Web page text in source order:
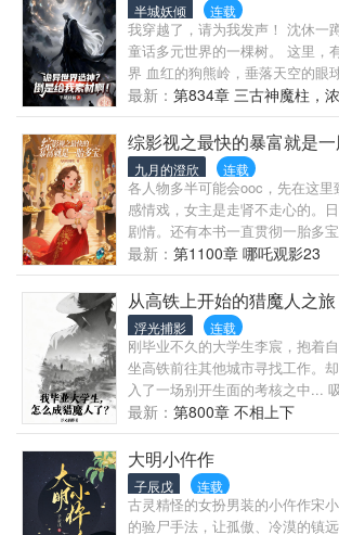
半城妖倾 连载
我穿越了，请为我发声！ 沈休一
童话多元世界的一棵树。 这里，
界 血红的狗熊岭，垂落天空的眼
强，血雾中，大树在哀鸣，死灵
青草原，当漆黑的月轮圆月之时
空，虚空后露出猩红的眼眸… 童
摘下小红帽，是摘下的帽子，还
厨神大赛，却看不到一个厨师，
伴随着肉香飘散… 无尽的海底世
海星总会悄无声息出现，无数的
面… 每一个被扭曲的暗黑童话世
所幸的是，全员穿越后，每个人都
而沈休的能力名为！ 不知名液体
岭泥巴＝污浊的土木精灵 混合诡·
＋扭曲诡的脑袋＋自己的手＝万物
手机＋时间之力＋金鹿角（虚）
翼羽毛＋天才威的眼球＋熊妈妈
链＝天使之眼 当无数诡异被他创
神！ “暗黑童话？能有我黑吗？” “
一者！盲目痴愚之神！出来吧！
最新： 第834章 三古神魔柱，
我们也让！
综影视之最快的暴富就是
九月的澄欣 连载
各人物多半可能会ooc，先在这
感情戏，女主是走肾不走心的。
剧情。还有本书一直贯彻一胎多
去，就放过自己，番茄小说千千万
你。 王一诺绑定生子系统后，被
避雷：女主比较渣，比较怂，为了
高。
最新： 第1100章 哪吒观影23
从高铁上开始的猎魔人之旅
浮光捕影 连载
刚毕业不久的大学生李宸，抱着
坐高铁前往其他城市寻找工作。
入了一场别开生面的考核之中...
只存在于西方故事中的怪物，居然
者，专门狩猎血族的官方人员？
是，他只是个普通人，只是坐了个
眼就要和吸血鬼拼命了啊？！ 这
最新： 第800章 不相上下
大明小仵作
子辰戊 连载
古灵精怪的女扮男装的小仵作宋
的验尸手法，让孤傲、冷漠的镇